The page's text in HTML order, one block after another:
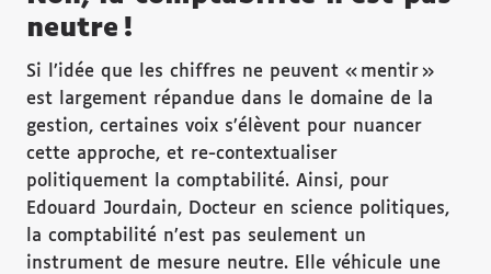
neutre !
Si l’idée que les chiffres ne peuvent « mentir »
est largement répandue dans le domaine de la
gestion, certaines voix s’élèvent pour nuancer
cette approche, et re-contextualiser
politiquement la comptabilité. Ainsi, pour
Edouard Jourdain, Docteur en science politiques,
la comptabilité n’est pas seulement un
instrument de mesure neutre. Elle véhicule une